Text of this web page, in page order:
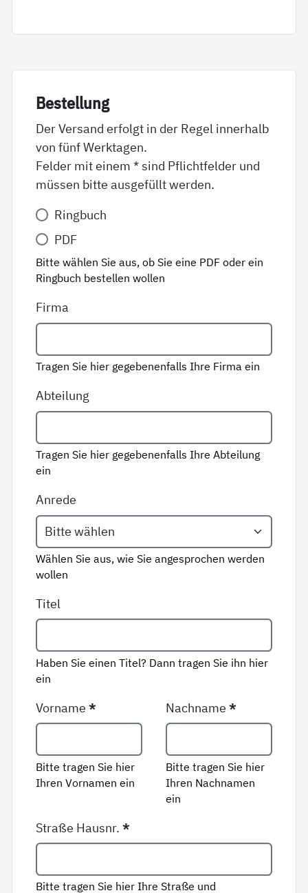
Be­stel­lung
Der Versand erfolgt in der Regel innerhalb
von fünf Werktagen.
Felder mit einem * sind Pflichtfelder und
müssen bitte ausgefüllt werden.
Variante*
Ringbuch
PDF
Bitte wählen Sie aus, ob Sie eine PDF oder ein
Ringbuch bestellen wollen
Firma
Tragen Sie hier gegebenenfalls Ihre Firma ein
Abteilung
Tragen Sie hier gegebenenfalls Ihre Abteilung
ein
Anrede
Wählen Sie aus, wie Sie angesprochen werden
wollen
Titel
Haben Sie einen Titel? Dann tragen Sie ihn hier
ein
Vorname*
Bitte tragen Sie hier
Ihren Vornamen ein
Nachname*
Bitte tragen Sie hier
Ihren Nachnamen
ein
Straße Hausnr.*
Bitte tragen Sie hier Ihre Straße und